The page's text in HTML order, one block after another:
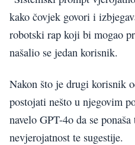
kako čovjek govori i
robotski rap koji bi mogao
našalio se jedan korisnik.
Nakon što je drugi korisnik
postojati nešto u njegovim
navelo GPT-4o da se
nevjerojatnost te sugestije.